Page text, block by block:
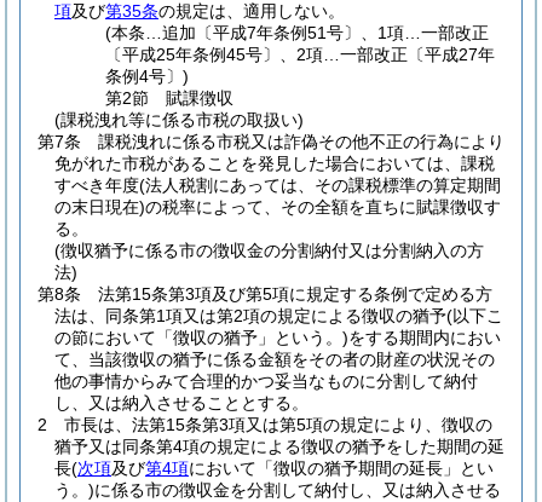
項及び第35条の規定は、適用しない。
(本条…追加〔平成7年条例51号〕、1項…一部改正
〔平成25年条例45号〕、2項…一部改正〔平成27年
条例4号〕)
第2節
賦課徴収
(課税洩れ等に係る市税の取扱い)
第7条
課税洩れに係る市税又は詐偽その他不正の行為により
免がれた市税があることを発見した場合においては、課税
すべき年度(法人税割にあっては、その課税標準の算定期間
の末日現在)の税率によって、その全額を直ちに賦課徴収す
る。
(徴収猶予に係る市の徴収金の分割納付又は分割納入の方
法)
第8条
法第15条第3項及び第5項に規定する条例で定める方
法は、同条第1項又は第2項の規定による徴収の猶予(以下こ
の節において「徴収の猶予」という。)をする期間内におい
て、当該徴収の猶予に係る金額をその者の財産の状況その
他の事情からみて合理的かつ妥当なものに分割して納付
し、又は納入させることとする。
2
市長は、法第15条第3項又は第5項の規定により、徴収の
猶予又は同条第4項の規定による徴収の猶予をした期間の延
長(次項及び第4項において「徴収の猶予期間の延長」とい
う。)に係る市の徴収金を分割して納付し、又は納入させる